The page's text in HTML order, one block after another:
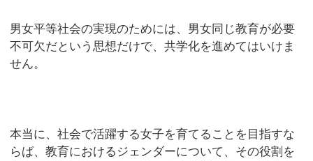
男女平等社会の実現のためには、男女同じ教育が必要
不可欠だという思想だけで、共学化を進めてはいけま
せん。
本当に、社会で活躍する女子を育てることを目指すな
らば、教育におけるジェンダーについて、その役割を